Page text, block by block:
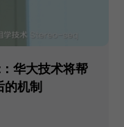
华大技术将帮
机制